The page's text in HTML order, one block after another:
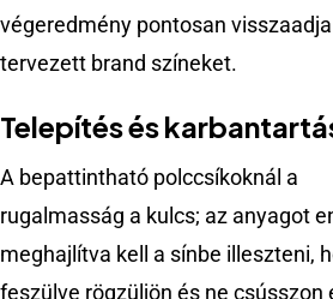
végeredmény pontosan
tervezett brand színeket.
Telepítés és
A bepattintható polccsíkoknál a
rugalmasság a kulcs; az anyagot
meghajlítva kell a sínbe illeszteni,
feszülve rögzüljön és ne csússzon